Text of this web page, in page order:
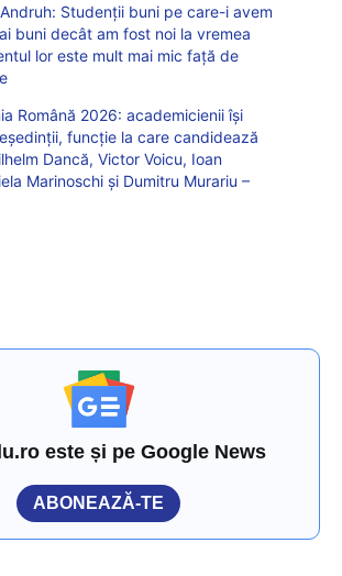
Studenții buni pe care-i avem
buni decât am fost noi la vremea
lor este mult mai mic față de
Română 2026: academicienii își
funcție la care candidează
Dancă, Victor Voicu, Ioan
Marinoschi și Dumitru Murariu –
este și pe Google News
ABONEAZĂ-TE